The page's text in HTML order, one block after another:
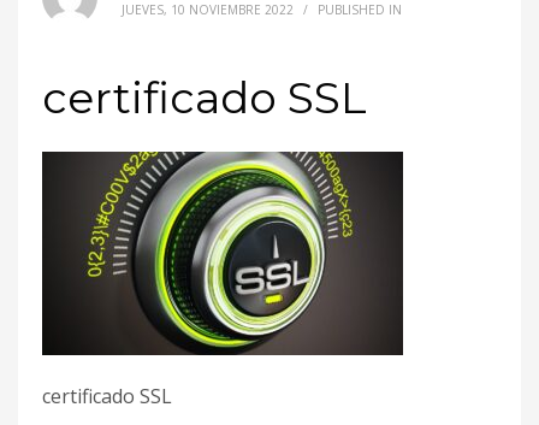
JUEVES, 10 NOVIEMBRE 2022 / PUBLISHED IN
certificado SSL
certificado SSL